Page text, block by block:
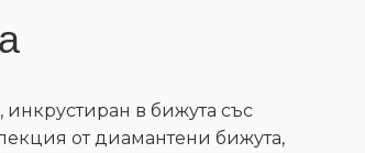
в бижута със
от диамантени бижута,